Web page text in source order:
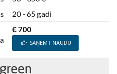
20 - 65 gadi
€ 700
SAŅEMT NAUDU